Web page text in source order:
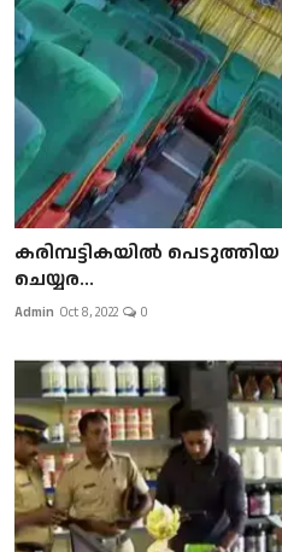
കരിമ്പട്ടികയിൽ
ചെയ്യര...
Admin Oct 8, 2022 0